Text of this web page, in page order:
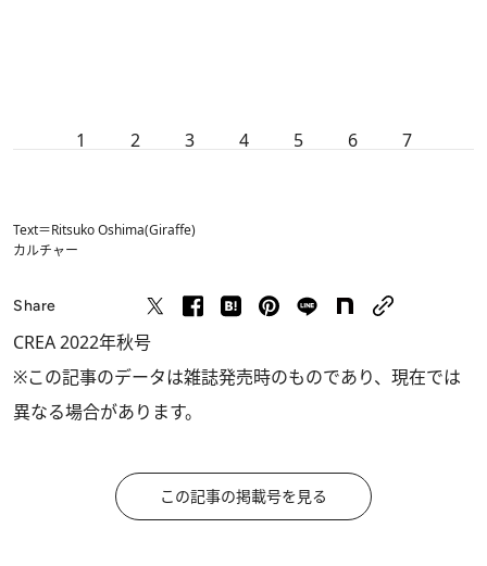
1 2 3 4 5 6 7
Text＝Ritsuko Oshima(Giraffe)
カルチャー
Share
CREA 2022年秋号
※この記事のデータは雑誌発売時のものであり、現在では
異なる場合があります。
この記事の掲載号を見る